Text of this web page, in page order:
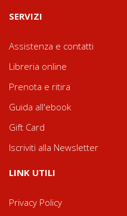
SERVIZI
Assistenza e contatti
Libreria online
Prenota e ritira
Guida all'ebook
Gift Card
Iscriviti alla Newsletter
LINK UTILI
Privacy Policy